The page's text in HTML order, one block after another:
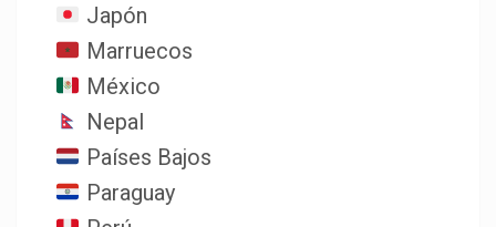
Japón
Marruecos
México
Nepal
Países Bajos
Paraguay